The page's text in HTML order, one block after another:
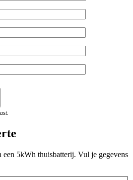
een 5kWh thuisbatterij. Vul je gegevens